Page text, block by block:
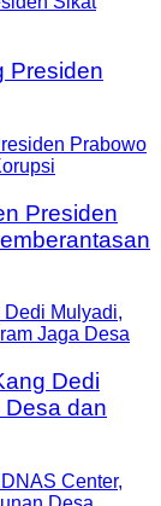
Presiden
Presiden
Dedi
dan